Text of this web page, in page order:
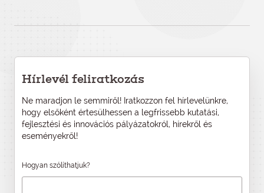
Hírlevél feliratkozás
Ne maradjon le semmiről! Iratkozzon fel hírlevelünkre,
hogy elsőként értesülhessen a legfrissebb kutatási,
fejlesztési és innovációs pályázatokról, hírekről és
eseményekről!
Hogyan szólíthatjuk?